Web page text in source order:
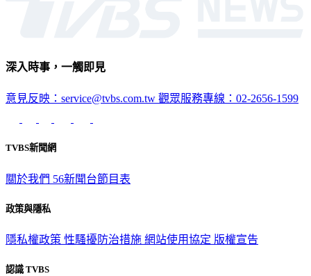
深入時事，一觸即見
意見反映：service@tvbs.com.tw 觀眾服務專線：02-2656-1599
TVBS新聞網
關於我們 56新聞台節目表
政策與隱私
隱私權政策 性騷擾防治措施 網站使用協定 版權宣告
認識 TVBS